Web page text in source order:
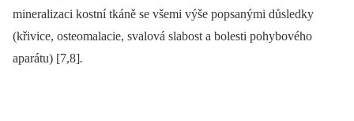
mineralizaci kostní tkáně se všemi výše popsanými důsledky
(křivice, osteomalacie, svalová slabost a bolesti pohybového
aparátu) [7,8].